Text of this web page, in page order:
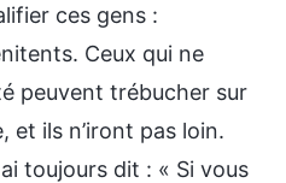
ces gens :
Ceux qui ne
peuvent trébucher sur
et ils n’iront pas loin.
toujours dit : « Si vous